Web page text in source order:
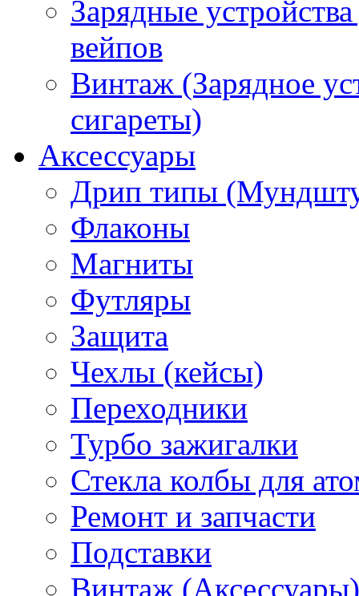
Зарядные
вейпов
Винтаж (Зарядное
сигареты)
Аксессуары
Дрип типы
Флаконы
Магниты
Футляры
Защита
Чехлы (кейсы)
Переходники
Турбо зажигалки
Стекла колбы для
Ремонт и запчасти
Подставки
Винтаж (Аксессуары)